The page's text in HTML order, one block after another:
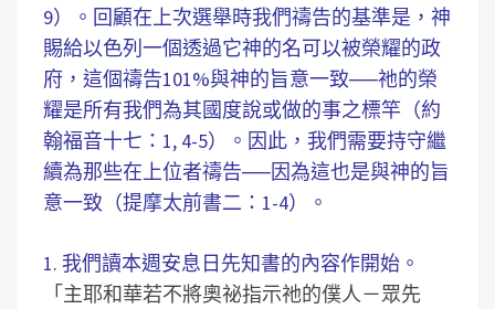
9）。回顧在上次選舉時我們禱告的基準是，神
賜給以色列一個透過它神的名可以被榮耀的政
府，這個禱告101%與神的旨意一致──祂的榮
耀是所有我們為其國度說或做的事之標竿（約
翰福音十七：1, 4-5）。因此，我們需要持守繼
續為那些在上位者禱告──因為這也是與神的旨
意一致（提摩太前書二：1-4）。
1. 我們讀本週安息日先知書的內容作開始。
「主耶和華若不將奧祕指示祂的僕人－眾先